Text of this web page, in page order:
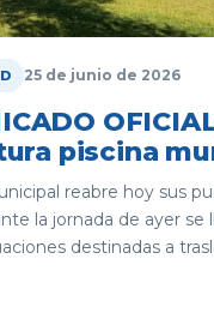
25 de junio de 2026
piscina
reabre hoy sus
la jornada de ayer se
destinadas a